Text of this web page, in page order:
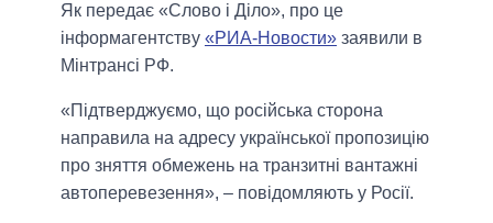
Як передає «Слово і Діло», про це
інформагентству «РИА-Новости» заявили в
Мінтрансі РФ.
«Підтверджуємо, що російська сторона
направила на адресу української пропозицію
про зняття обмежень на транзитні вантажні
автоперевезення», – повідомляють у Росії.